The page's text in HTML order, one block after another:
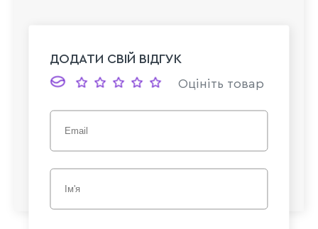
ДОДАТИ СВІЙ ВІДГУК
Оцініть товар